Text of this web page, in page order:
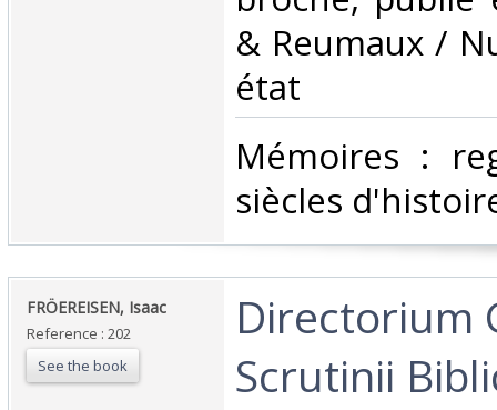
& Reumaux /
état‎
‎Mémoires :
siècles
‎FRÖEREISEN, Isaac ‎
Reference : 202
See the book
‎Directorium
Scrutinii